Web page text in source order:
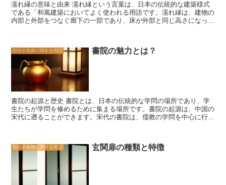
濡れ縁の意味と由来 濡れ縁という言葉は、日本の伝統的な建築様式
である「和風建築においてよく使われる用語です。濡れ縁は、建物の
内部と外部をつなぐ廊下の一部であり、床が外部と同じ高さになって
接床に当たることがよくありました。そのため、濡れ縁は雨水が床に
濡れることを意味していたのです。 濡れ縁は、建物の内部と外部を
繋ぐだけでなく、風通しを良くする役割も果たしています。床が外部
と同じ高さになっているため、風が建物内部に入り込みやすくなりま
す。これにより、建物内部の換気や冷却効果を高めることができま
す。 また、濡れ縁は建物の美しさや趣を引き立てる要素でもありま
す。和風建築の特徴である畳や襖との相性が良く、和の雰囲気を演出
することができます。また、濡れ縁の床には縁側と同様に、木の格子
や竹の目隠しを設けることもあります。 最近では、濡れ縁を取り入
れたリフォームや新築の建築が増えてきています。濡れ縁は、和風建
求するためにも、濡れ縁は重要な要素となっています。 濡れ縁は、
日本の伝統的な建築様式の一部であり、その意味と由来を知ること
やリフォームに興味がある方は、ぜひ濡れ縁についても学んでみてく
ださい。
部位や名称に関する用語 書院の魅力とは？
書院の起源と歴史 書院とは、日本の伝統的な学問の場所であり、学
生たちが学問を修めるために集まる場所です。書院の起源は、中国の
宋代に遡ることができます。宋代の書院は、儒教の学問を中心に行わ
士たちは武芸だけでなく、文化や学問にも関心を持つようになりまし
た。そこで、武士たちは書院を設立し、学問を修める場所として利用
ちは知識や教養を身につけることができました。 江戸時代に入る
と、書院は一般の人々にも広まりました。特に、町人や商人の間で書
部位や名称に関する用語 玄関扉の種類と特徴